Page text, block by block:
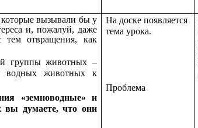
вызывали бы у
и, пожалуй, даже
тем отвращения, как
группы животных –
водных животных к
«земноводные» и
думаете, что они
На доске появляется
тема урока.
Проблема